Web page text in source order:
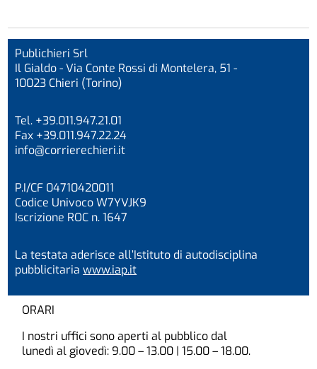
Publichieri Srl
Il Gialdo - Via Conte Rossi di Montelera, 51 -
10023 Chieri (Torino)
Tel. +39.011.947.21.01
Fax +39.011.947.22.24
info@corrierechieri.it
P.I/CF 04710420011
Codice Univoco W7YVJK9
Iscrizione ROC n. 1647
La testata aderisce all’Istituto di autodisciplina
pubblicitariawww.iap.it
ORARI
I nostri uffici sono aperti al pubblico dal
lunedì al giovedì: 9.00 – 13.00 | 15.00 – 18.00.